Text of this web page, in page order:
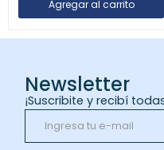
Newsletter
¡Suscribite y recibí